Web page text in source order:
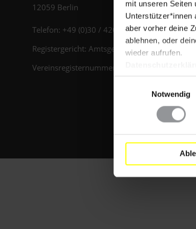
mit unseren Seiten
Unterstützer*innen
aber vorher deine
ablehnen, oder
wieder aufrufen.
Notwendig
12059 Berlin
Telefon: +49 (0)30 / 420248-0
Registergericht: Amtsgericht Charlottenburg
Vereinsregisternummer: VR 36372 B